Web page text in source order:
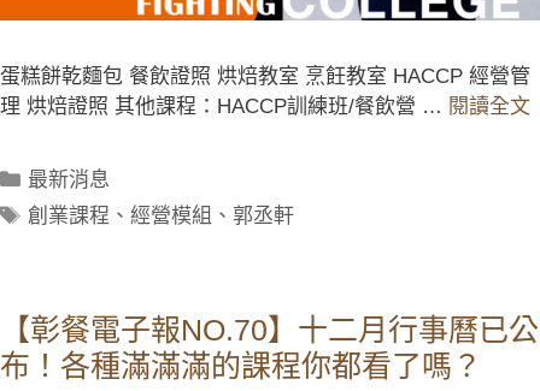
蛋糕餅乾麵包 餐飲證照 烘焙教室 烹飪教室 HACCP 經營管
理 烘焙證照 其他課程：HACCP訓練班/餐飲營 … 閱讀全文
最新消息
創業課程 、經營模組 、郭丞軒
【彰餐電子報NO.70】十二月行事曆已公
布！各種滿滿滿的課程你都看了嗎？